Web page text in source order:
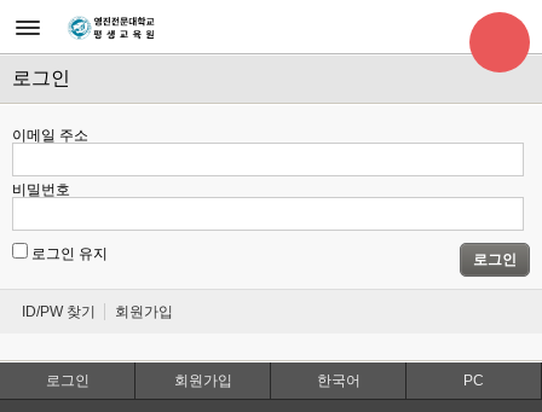
로그인
이메일 주소
비밀번호
로그인 유지 로그인
ID/PW 찾기 회원가입
로그인 회원가입 한국어 PC